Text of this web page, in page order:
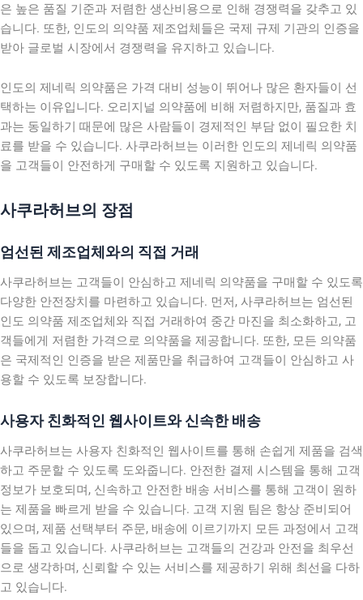
은 높은 품질 기준과 저렴한 생산비용으로 인해 경쟁력을 갖추고 있
습니다. 또한, 인도의 의약품 제조업체들은 국제 규제 기관의 인증을
받아 글로벌 시장에서 경쟁력을 유지하고 있습니다.
인도의 제네릭 의약품은 가격 대비 성능이 뛰어나 많은 환자들이 선
택하는 이유입니다. 오리지널 의약품에 비해 저렴하지만, 품질과 효
과는 동일하기 때문에 많은 사람들이 경제적인 부담 없이 필요한 치
료를 받을 수 있습니다. 사쿠라허브는 이러한 인도의 제네릭 의약품
을 고객들이 안전하게 구매할 수 있도록 지원하고 있습니다.
사쿠라허브의 장점
엄선된 제조업체와의 직접 거래
사쿠라허브는 고객들이 안심하고 제네릭 의약품을 구매할 수 있도록
다양한 안전장치를 마련하고 있습니다. 먼저, 사쿠라허브는 엄선된
인도 의약품 제조업체와 직접 거래하여 중간 마진을 최소화하고, 고
객들에게 저렴한 가격으로 의약품을 제공합니다. 또한, 모든 의약품
은 국제적인 인증을 받은 제품만을 취급하여 고객들이 안심하고 사
용할 수 있도록 보장합니다.
사용자 친화적인 웹사이트와 신속한 배송
사쿠라허브는 사용자 친화적인 웹사이트를 통해 손쉽게 제품을 검색
하고 주문할 수 있도록 도와줍니다. 안전한 결제 시스템을 통해 고객
정보가 보호되며, 신속하고 안전한 배송 서비스를 통해 고객이 원하
는 제품을 빠르게 받을 수 있습니다. 고객 지원 팀은 항상 준비되어
있으며, 제품 선택부터 주문, 배송에 이르기까지 모든 과정에서 고객
들을 돕고 있습니다. 사쿠라허브는 고객들의 건강과 안전을 최우선
으로 생각하며, 신뢰할 수 있는 서비스를 제공하기 위해 최선을 다하
고 있습니다.